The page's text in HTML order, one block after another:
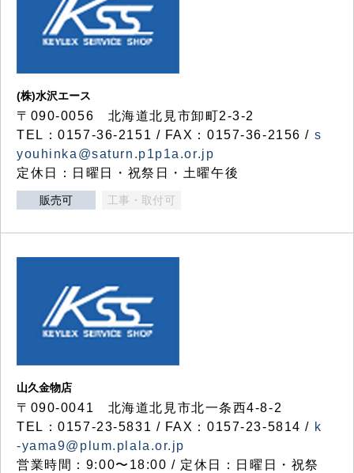
(株)水沢エース
〒090-0056 北海道北見市卸町2-3-2
TEL：0157-36-2151 / FAX：0157-36-2156 / s
youhinka@saturn.p1p1a.or.jp
定休日：日曜日・祝祭日・土曜午後
販売可 工事・取付可
山久金物店
〒090-0041 北海道北見市北一条西4-8-2
TEL：0157-23-5831 / FAX：0157-23-5814 / k
-yama9@plum.plala.or.jp
営業時間：9:00〜18:00 / 定休日：日曜日・祝祭